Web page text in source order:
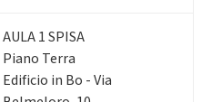
AULA 1 SPISA
Piano Terra
Edificio in Bo - Via